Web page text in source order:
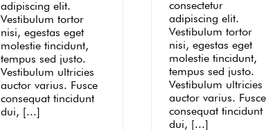
adipiscing elit.
Vestibulum tortor
nisi, egestas eget
molestie tincidunt,
tempus sed justo.
Vestibulum ultricies
auctor varius. Fusce
consequat tincidunt
dui, [...]
consectetur
adipiscing elit.
Vestibulum tortor
nisi, egestas eget
molestie tincidunt,
tempus sed justo.
Vestibulum ultricies
auctor varius. Fusce
consequat tincidunt
dui, [...]